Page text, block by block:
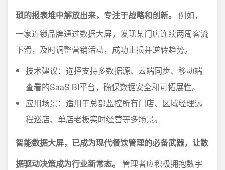
琐的报表堆中解放出来，专注于战略和创新。
例如，
一家连锁品牌通过数据大屏，发现某门店连续两周客流
下滑，及时调整营销活动，成功止损并逆转趋势。
技术建议：选择支持多数据源、云端同步、移动端
查看的SaaS BI平台，确保数据安全和可拓展性。
应用场景：适用于总部监控所有门店、区域经理远
程巡店、单店老板实时经营等多场景。
智能数据大屏，已成为现代餐饮管理的必备武器，让数
据驱动决策成为行业新常态。
管理者应积极拥抱数字